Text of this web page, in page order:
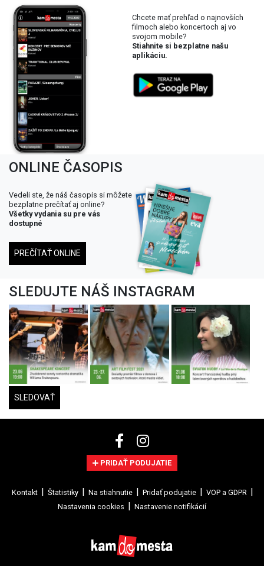
Chcete mať prehľad o najnovších
filmoch alebo koncertoch aj vo
svojom mobile?
Stiahnite si bezplatne našu
aplikáciu.
ONLINE ČASOPIS
Vedeli ste, že náš časopis si môžete
bezplatne prečítať aj online?
Všetky vydania su pre vás
dostupné
PREČÍTAŤ ONLINE
SLEDUJTE NÁŠ INSTAGRAM
SLEDOVAŤ
PRIDAŤ PODUJATIE
Kontakt Štatistiky Na stiahnutie Pridať podujatie
VOP a GDPR
Nastavenia cookies
Nastavenie notifikácií